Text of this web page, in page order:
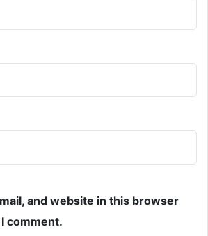
and website in this browser
comment.